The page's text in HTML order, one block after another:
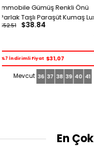
İmmobile Kırmızı Renkli Önü
Parlak Taşlı Paraşüt Kumaş
Kadın Spor Ayakkabı
$38.84
$52.51
%7 İndirimli Fiyat $31,07
37 38
En